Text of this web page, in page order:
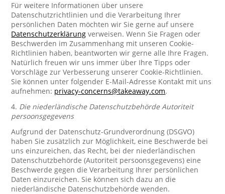
Für weitere Informationen über unsere
Datenschutzrichtlinien und die Verarbeitung Ihrer
persönlichen Daten möchten wir Sie gerne auf unsere
Datenschutzerklärung verweisen. Wenn Sie Fragen oder
Beschwerden im Zusammenhang mit unseren Cookie-
Richtlinien haben, beantworten wir gerne alle Ihre Fragen.
Natürlich freuen wir uns immer über Ihre Tipps oder
Vorschläge zur Verbesserung unserer Cookie-Richtlinien.
Sie können unter folgender E-Mail-Adresse Kontakt mit uns
aufnehmen: privacy-concerns@takeaway.com.
4. Die niederländische Datenschutzbehörde Autoriteit
persoonsgegevens
Aufgrund der Datenschutz-Grundverordnung (DSGVO)
haben Sie zusätzlich zur Möglichkeit, eine Beschwerde bei
uns einzureichen, das Recht, bei der niederländischen
Datenschutzbehörde (Autoriteit persoonsgegevens) eine
Beschwerde gegen die Verarbeitung Ihrer persönlichen
Daten einzureichen. Sie können sich dazu an die
niederländische Datenschutzbehörde wenden.